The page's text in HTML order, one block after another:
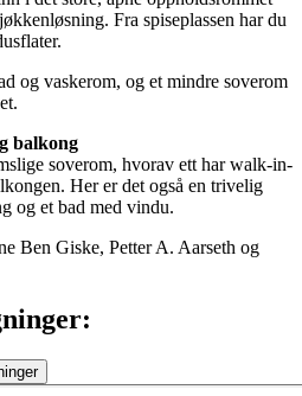
Fra spiseplassen har du
og vaskerom, og et mindre soverom
balkong
soverom, hvorav ett har walk-in-
Her er det også en trivelig
og et bad med vindu.
Ben Giske, Petter A. Aarseth og